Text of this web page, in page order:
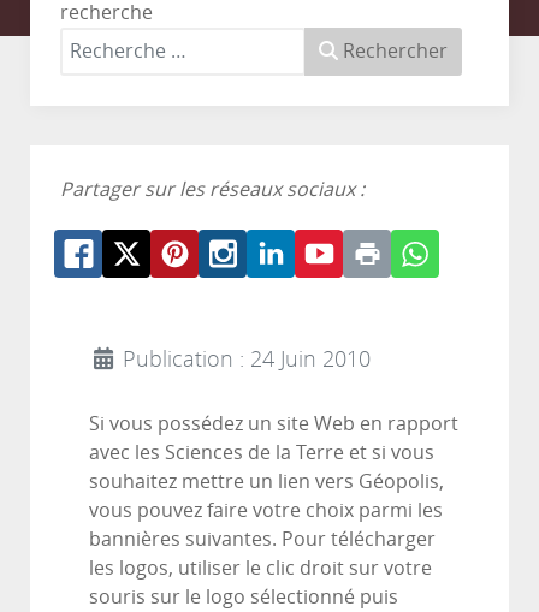
recherche
Rechercher
Partager sur les réseaux sociaux :
Publication : 24 Juin 2010
Si vous possédez un site Web en rapport
avec les Sciences de la Terre et si vous
souhaitez mettre un lien vers Géopolis,
vous pouvez faire votre choix parmi les
bannières suivantes. Pour télécharger
les logos, utiliser le clic droit sur votre
souris sur le logo sélectionné puis